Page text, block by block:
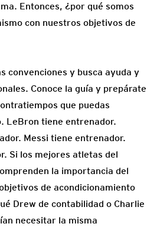
Entonces, ¿por qué somos
con nuestros objetivos de
convenciones y busca ayuda y
Conoce la guía y prepárate
que puedas
LeBron tiene entrenador.
Messi tiene entrenador.
Si los mejores atletas del
la importancia del
de acondicionamiento
Drew de contabilidad o Charlie
necesitar la misma